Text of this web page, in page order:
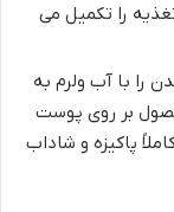
را تکمیل می
را با آب ولرم به
بر روی پوست
پاکیزه و شاداب